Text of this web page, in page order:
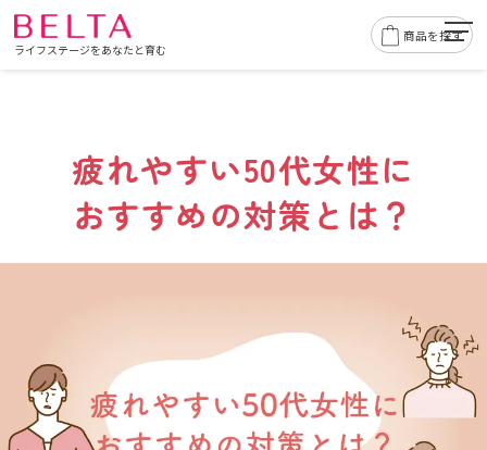
ライフステージをあなたと育む
商品を探す
疲れやすい50代女性に
おすすめの対策とは？